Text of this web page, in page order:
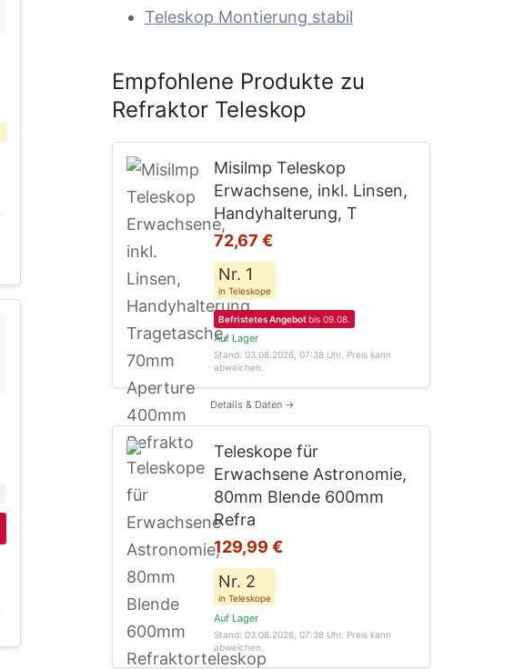
Teleskop Montierung stabil
Empfohlene Produkte zu
Refraktor Teleskop
Misilmp Teleskop
Erwachsene, inkl. Linsen,
Handyhalterung, T
72,67 €
Nr. 1
in Teleskope
Befristetes Angebotbis 09.08.
Auf Lager
Stand: 03.08.2026, 07:38 Uhr. Preis kann
abweichen.
Details & Daten →
Teleskope für
Erwachsene Astronomie,
80mm Blende 600mm
Refra
129,99 €
Nr. 2
in Teleskope
Auf Lager
Stand: 03.08.2026, 07:38 Uhr. Preis kann
abweichen.